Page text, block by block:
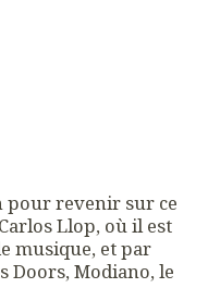
revenir sur ce
Llop, où il est
musique, et par
Doors, Modiano, le